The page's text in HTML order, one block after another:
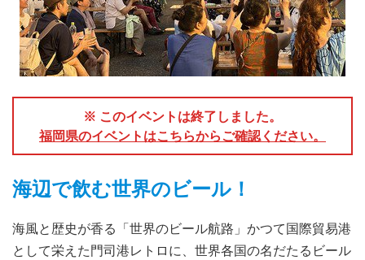
※ このイベントは終了しました。
福岡県のイベントはこちらからご確認ください。
海辺で飲む世界のビール！
海風と歴史が香る「世界のビール航路」かつて国際貿易港
として栄えた門司港レトロに、世界各国の名だたるビール